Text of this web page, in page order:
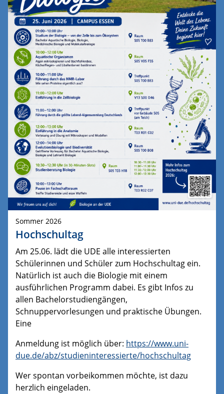
Sommer 2026
Hochschultag
Am 25.06. lädt die UDE alle interessierten
Schülerinnen und Schüler zum Hochschultag ein.
Natürlich ist auch die Biologie mit einem
ausführlichen Programm dabei. Es gibt Infos zu
allen Bachelorstudiengängen,
Schnuppervorlesungen und praktische Übungen.
Eine
Anmeldung ist möglich über: https://www.uni-
due.de/abz/studieninteressierte/hochschultag
Wer spontan vorbeikommen möchte, ist dazu
herzlich eingeladen.